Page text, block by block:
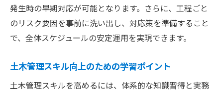
発生時の早期対応が可能となります。さらに、工程ごと
のリスク要因を事前に洗い出し、対応策を準備すること
で、全体スケジュールの安定運用を実現できます。
土木管理スキル向上のための学習ポイント
土木管理スキルを高めるには、体系的な知識習得と実務